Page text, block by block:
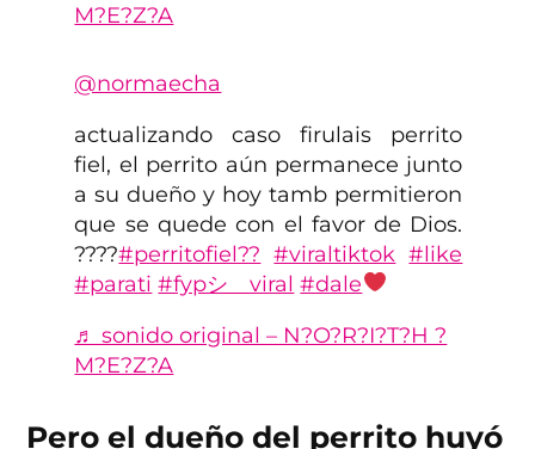
M?E?Z?A
@normaecha
actualizando caso firulais perrito
fiel, el perrito aún permanece junto
a su dueño y hoy tamb permitieron
que se quede con el favor de Dios.
????#perritofiel?? #viraltiktok #like
#parati #fypシ゚viral #dale
♬ sonido original – N?O?R?I?T?H ?
M?E?Z?A
Pero el dueño del perrito huyó